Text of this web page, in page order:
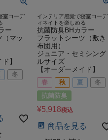
室コーデ
ー
（マッ
】
冬
インテリア感覚で寝室コーデ
ィネイトを楽しめる
抗菌防臭BHカラー
フラットシーツ（敷き
布団用）
ジュニア・セミシング
ルサイズ
【オーダーメイド】
春 秋 夏
冬
抗菌防臭
¥5,918税込
商品を見る